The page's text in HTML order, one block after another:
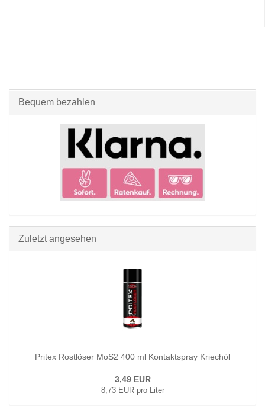
Bequem bezahlen
Zuletzt angesehen
Pritex Rostlöser MoS2 400 ml Kontaktspray Kriechöl
3,49 EUR
8,73 EUR pro Liter